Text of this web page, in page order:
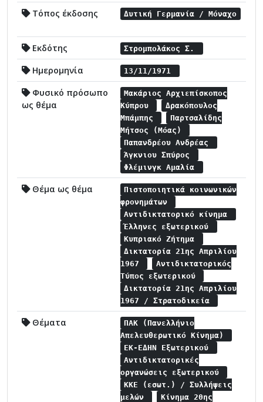
Τόπος έκδοσης Δυτική Γερμανία / Μόναχο
Εκδότης Στρομπολάκος Σ.
Ημερομηνία 13/11/1971
Φυσικό πρόσωπο
ως θέμα
Μακάριος Αρχιεπίσκοπος
Κύπρου
Δρακόπουλος
Μπάμπης
Παρτσαλίδης
Μήτσος (Μόας)
Παπανδρέου Ανδρέας
Άγκνιου Σπύρος
Φλέμινγκ Αμαλία
Θέμα ως θέμα
Πιστοποιητικά κοινωνικών
φρονημάτων
Αντιδικτατορικό κίνημα
Έλληνες εξωτερικού
Κυπριακό Ζήτημα
Δικτατορία 21ης Απριλίου
1967
Αντιδικτατορικός
Τύπος εξωτερικού
Δικτατορία 21ης Απριλίου
1967 / Στρατοδικεία
Θέματα
ΠΑΚ (Πανελλήνιο
Απελευθερωτικό Κίνημα)
ΕΚ-ΕΔΗΝ Εξωτερικού
Αντιδικτατορικές
οργανώσεις εξωτερικού
ΚΚΕ (εσωτ.) / Συλλήψεις
μελών
Κίνημα 20ης